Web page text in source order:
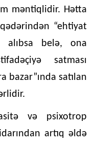
məntiqlidir. Hətta
“ehtiyat
alıbsa belə, ona
satması
bazar”ında satılan
və psixotrop
artıq əldə